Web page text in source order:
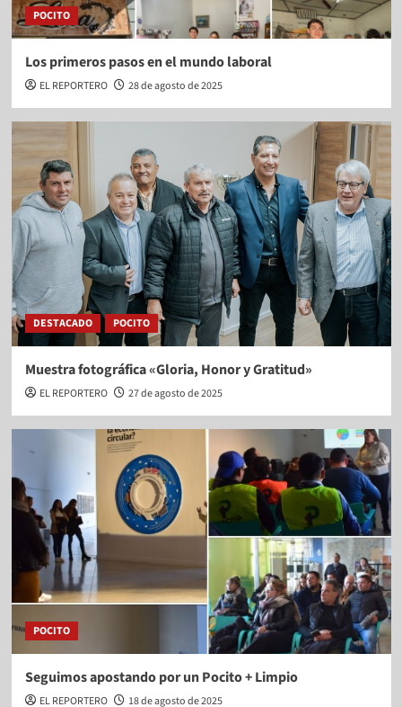
POCITO
Los primeros pasos en el mundo laboral
EL REPORTERO 28 de agosto de 2025
DESTACADO POCITO
Muestra fotográfica «Gloria, Honor y Gratitud»
EL REPORTERO 27 de agosto de 2025
POCITO
Seguimos apostando por un Pocito + Limpio
EL REPORTERO 18 de agosto de 2025